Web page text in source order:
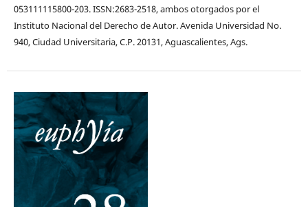
053111115800-203. ISSN:2683-2518, ambos otorgados por el
Instituto Nacional del Derecho de Autor. Avenida Universidad No.
940, Ciudad Universitaria, C.P. 20131, Aguascalientes, Ags.